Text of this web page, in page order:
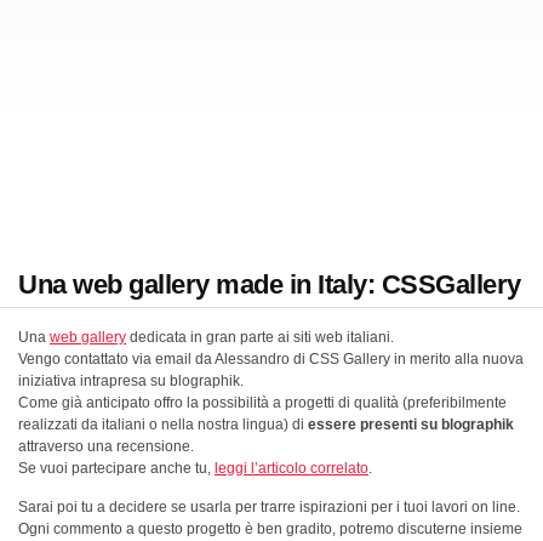
Una web gallery made in Italy: CSSGallery
Una web gallery dedicata in gran parte ai siti web italiani.
Vengo contattato via email da Alessandro di CSS Gallery in merito alla nuova
iniziativa intrapresa su blographik.
Come già anticipato offro la possibilità a progetti di qualità (preferibilmente
realizzati da italiani o nella nostra lingua) di essere presenti su blographik
attraverso una recensione.
Se vuoi partecipare anche tu, leggi l’articolo correlato.
Sarai poi tu a decidere se usarla per trarre ispirazioni per i tuoi lavori on line.
Ogni commento a questo progetto è ben gradito, potremo discuterne insieme